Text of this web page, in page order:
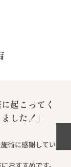
起こってく
した！」
術に感謝してい
おすすめです。